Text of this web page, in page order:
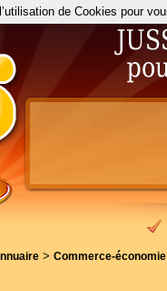
> Commerce-économie
de Cookies pour